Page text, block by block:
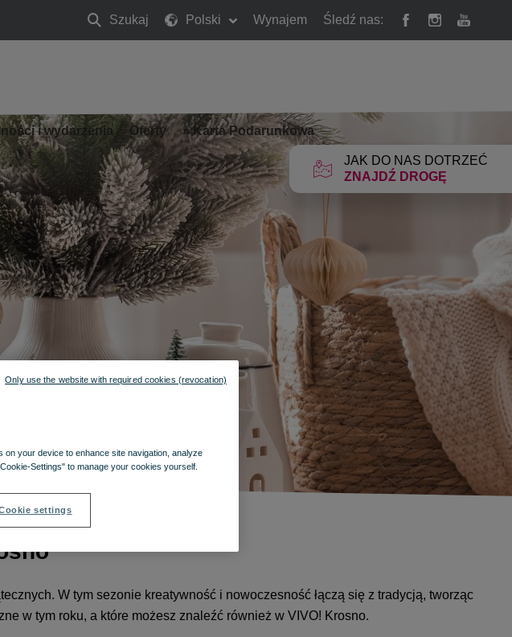
Szukaj
Szukaj
Polski Wynajem Śledź nas:
JAK DO NAS DOTRZEĆ
ZNAJDŹ DROGĘ
i wydarzenia Oferty »Karta Podarunkowa
W tym sezonie kreatywność i nowoczesność łączą się z tradycją, tworząc
w tym roku, a które możesz znaleźć również w VIVO! Krosno.
on your device to enhance site navigation, analyze
Settings" to manage your cookies yourself.
settings
Only use the website with required cookies (revocation)